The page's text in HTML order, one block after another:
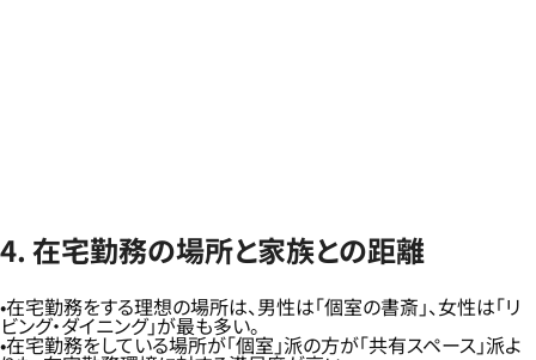
4. 在宅勤務の場所と家族との距離
在宅勤務をする理想の場所は、男性は「個室の書斎」、女性は「リ
ビング・ダイニング」が最も多い。
在宅勤務をしている場所が「個室」派の方が「共有スペース」派よ